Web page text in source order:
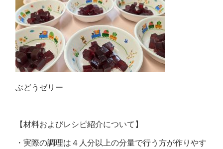
ぶどうゼリー
【材料およびレシピ紹介について】
・実際の調理は４人分以上の分量で行う方が作りやす